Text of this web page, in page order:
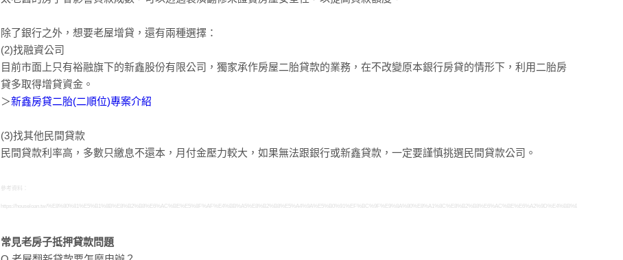
除了銀行之外，想要老屋增貸，還有兩種選擇：
(2)找融資公司
目前市面上只有裕融旗下的新鑫股份有限公司，獨家承作房屋二胎貸款的業務，在不改變原本銀行房貸的情形下，利用二胎房
貸多取得增貸資金。
＞新鑫房貸二胎(二順位)專案介紹
(3)找其他民間貸款
民間貸款利率高，多數只繳息不還本，月付金壓力較大，如果無法跟銀行或新鑫貸款，一定要謹慎挑選民間貸款公司。
參考資料：
https://houseloan.tw/
常見老房子抵押貸款問題